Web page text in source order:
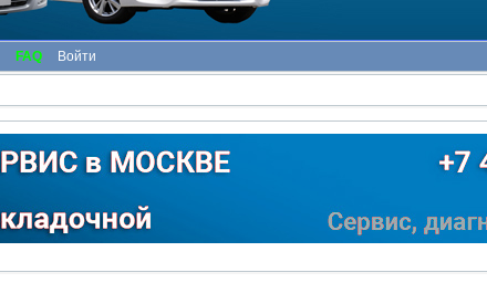
FAQ Войти